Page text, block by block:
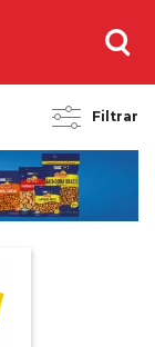
Filtrar